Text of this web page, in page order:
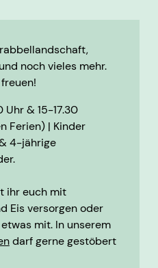
noch vieles mehr.
Uhr & 15-17.30
Ferien) | Kinder
4-jährige
ihr euch mit
Eis versorgen oder
mit. In unserem
darf gerne gestöbert